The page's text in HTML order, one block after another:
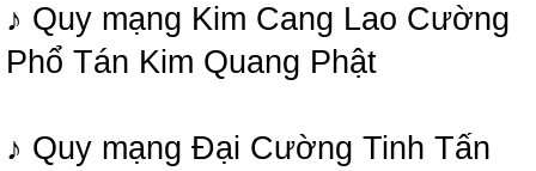
♪ Quy mạng Kim Cang Lao Cường
Phổ Tán Kim Quang Phật
♪ Quy mạng Đại Cường Tinh Tấn